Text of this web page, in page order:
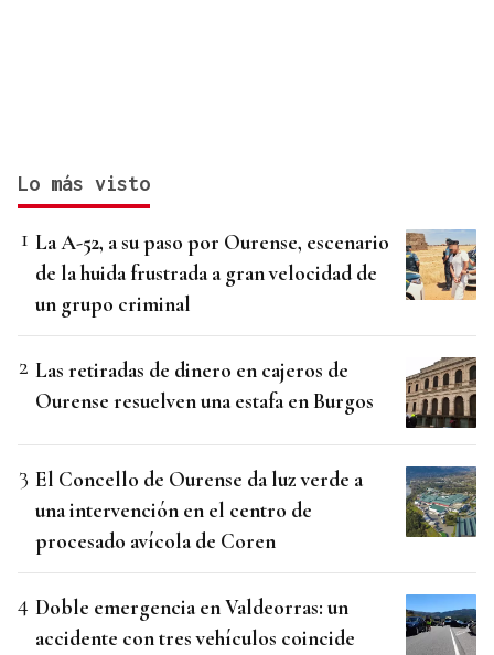
Lo más visto
La A-52, a su paso por Ourense, escenario
de la huida frustrada a gran velocidad de
un grupo criminal
Las retiradas de dinero en cajeros de
Ourense resuelven una estafa en Burgos
El Concello de Ourense da luz verde a
una intervención en el centro de
procesado avícola de Coren
Doble emergencia en Valdeorras: un
accidente con tres vehículos coincide